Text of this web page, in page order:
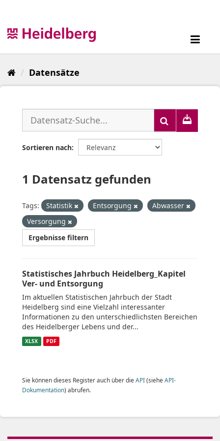
Datensätze
Sortieren nach
1 Datensatz gefunden
Tags: Statistik Entsorgung
Abwasser
Versorgung
Ergebnisse filtern
Statistisches Jahrbuch Heidelberg_Kapitel
Ver- und Entsorgung
Im aktuellen Statistischen Jahrbuch der Stadt
Heidelberg sind eine Vielzahl interessanter
Informationen zu den unterschiedlichsten Bereichen
des Heidelberger Lebens und der...
XLSX PDF
Sie können dieses Register auch über die API(siehe API-
Dokumentation) abrufen.